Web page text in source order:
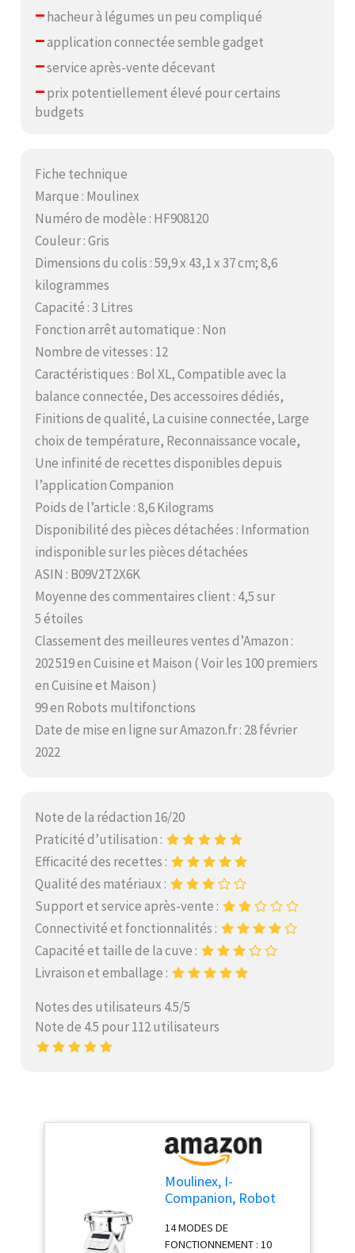
–hacheur à légumes un peu compliqué
–application connectée semble gadget
–service après-vente décevant
–prix potentiellement élevé pour certains
budgets
Fiche technique
Marque : Moulinex
Numéro de modèle : HF908120
Couleur : Gris
Dimensions du colis : 59,9 x 43,1 x 37 cm; 8,6
kilogrammes
Capacité : 3 Litres
Fonction arrêt automatique : Non
Nombre de vitesses : 12
Caractéristiques : Bol XL, Compatible avec la
balance connectée, Des accessoires dédiés,
Finitions de qualité, La cuisine connectée, Large
choix de température, Reconnaissance vocale,
Une infinité de recettes disponibles depuis
l’application Companion
Poids de l’article : 8,6 Kilograms
Disponibilité des pièces détachées : Information
indisponible sur les pièces détachées
ASIN : B09V2T2X6K
Moyenne des commentaires client : 4,5 sur
5 étoiles
Classement des meilleures ventes d’Amazon :
202 519 en Cuisine et Maison ( Voir les 100 premiers
en Cuisine et Maison )
99 en Robots multifonctions
Date de mise en ligne sur Amazon.fr : 28 février
2022
Note de la rédaction 16/20
Praticité d’utilisation :
Efficacité des recettes :
Qualité des matériaux :
Support et service après-vente :
Connectivité et fonctionnalités :
Capacité et taille de la cuve :
Livraison et emballage :
Notes des utilisateurs 4.5/5
Note de 4.5 pour 112 utilisateurs
Moulinex, I-
Companion, Robot
Connecté, Capacité
XL 10 personnes,
14 MODES DE
FONCTIONNEMENT : 10